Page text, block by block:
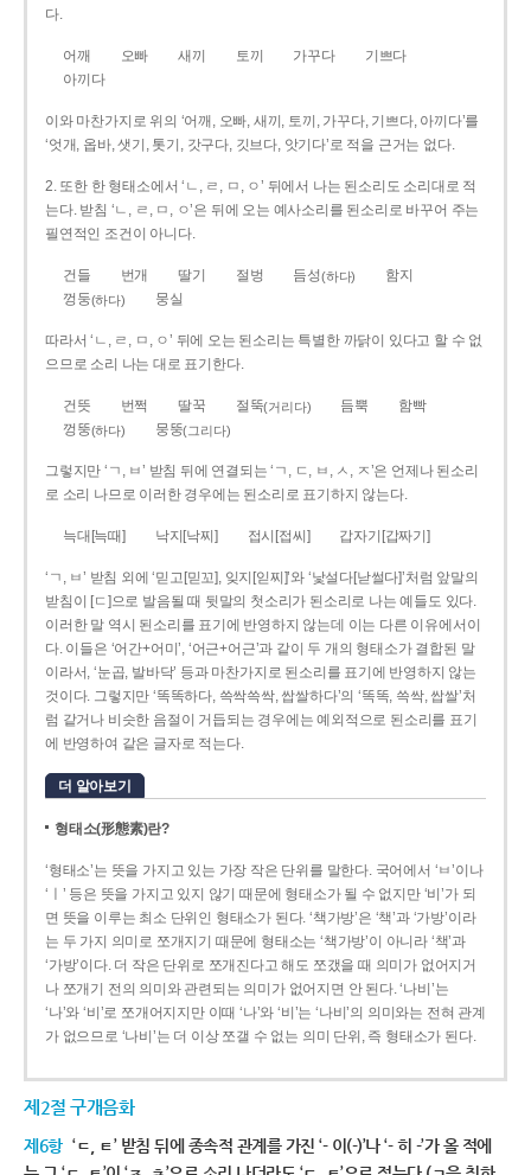
다.
어깨 오빠 새끼 토끼 가꾸다
기쁘다
아끼다
이와 마찬가지로 위의 ‘어깨, 오빠, 새끼, 토끼, 가꾸다, 기쁘다, 아끼다’를
‘엇개, 옵바, 샛기, 톳기, 갓구다, 깃브다, 앗기다’로 적을 근거는 없다.
2. 또한 한 형태소에서 ‘ㄴ, ㄹ, ㅁ, ㅇ’ 뒤에서 나는 된소리도 소리대로 적
는다. 받침 ‘ㄴ, ㄹ, ㅁ, ㅇ’은 뒤에 오는 예사소리를 된소리로 바꾸어 주는
필연적인 조건이 아니다.
건들 번개 딸기 절벙 듬성(하다)
함지
껑둥(하다) 뭉실
따라서 ‘ㄴ, ㄹ, ㅁ, ㅇ’ 뒤에 오는 된소리는 특별한 까닭이 있다고 할 수 없
으므로 소리 나는 대로 표기한다.
건뜻 번쩍 딸꾹 절뚝(거리다) 듬뿍
함빡
껑뚱(하다) 뭉뚱(그리다)
그렇지만 ‘ㄱ, ㅂ’ 받침 뒤에 연결되는 ‘ㄱ, ㄷ, ㅂ, ㅅ, ㅈ’은 언제나 된소리
로 소리 나므로 이러한 경우에는 된소리로 표기하지 않는다.
늑대[늑때] 낙지[낙찌] 접시[접씨] 갑자기[갑짜기]
‘ㄱ, ㅂ’ 받침 외에 ‘믿고[믿꼬], 잊지[읻찌]’와 ‘낯설다[낟썰다]’처럼 앞말의
받침이 [ㄷ]으로 발음될 때 뒷말의 첫소리가 된소리로 나는 예들도 있다.
이러한 말 역시 된소리를 표기에 반영하지 않는데 이는 다른 이유에서이
다. 이들은 ‘어간+어미’, ‘어근+어근’과 같이 두 개의 형태소가 결합된 말
이라서, ‘눈곱, 발바닥’ 등과 마찬가지로 된소리를 표기에 반영하지 않는
것이다. 그렇지만 ‘똑똑하다, 쓱싹쓱싹, 쌉쌀하다’의 ‘똑똑, 쓱싹, 쌉쌀’처
럼 같거나 비슷한 음절이 거듭되는 경우에는 예외적으로 된소리를 표기
에 반영하여 같은 글자로 적는다.
더 알아보기
형태소(形態素)란?
‘형태소’는 뜻을 가지고 있는 가장 작은 단위를 말한다. 국어에서 ‘ㅂ’이나
‘ㅣ’ 등은 뜻을 가지고 있지 않기 때문에 형태소가 될 수 없지만 ‘비’가 되
면 뜻을 이루는 최소 단위인 형태소가 된다. ‘책가방’은 ‘책’과 ‘가방’이라
는 두 가지 의미로 쪼개지기 때문에 형태소는 ‘책가방’이 아니라 ‘책’과
‘가방’이다. 더 작은 단위로 쪼개진다고 해도 쪼갰을 때 의미가 없어지거
나 쪼개기 전의 의미와 관련되는 의미가 없어지면 안 된다. ‘나비’는
‘나’와 ‘비’로 쪼개어지지만 이때 ‘나’와 ‘비’는 ‘나비’의 의미와는 전혀 관계
가 없으므로 ‘나비’는 더 이상 쪼갤 수 없는 의미 단위, 즉 형태소가 된다.
제2절 구개음화
제6항 ‘ㄷ, ㅌ’ 받침 뒤에 종속적 관계를 가진 ‘- 이(-)’나 ‘- 히 -’가 올 적에